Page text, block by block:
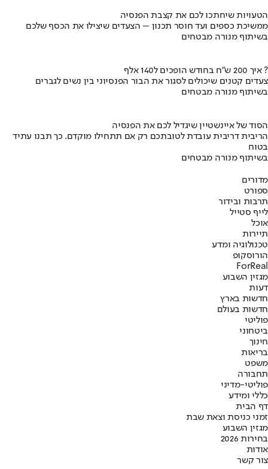
הטעויות שיחתכו לכם את קצבת הפנסיה
ממשיכת כספים ועד חוסר תכנון – הצעדים שיצילו את הכסף שלכם
בשיתוף מנורה מבטחים
איך 200 ש"ח בחודש הופכים ל140 אלף ?
צעדים קטנים שיכולים לסגור את הבור הפנסיוני בין נשים לגברים
בשיתוף מנורה מבטחים
הסוד של איינשטיין שיגדיל לכם את הפנסיה
הריבית דריבית עובדת לטובתכם רק אם תתחילו מוקדם. כך תבנו עתיד
בטוח
בשיתוף מנורה מבטחים
מדורים
ספורט
תרבות ובידור
לייף סטייל
אוכל
תיירות
טכנולוגיה ומדע
הורוסקופ
ForReal
מגזין השבוע
דעות
חדשות בארץ
חדשות בעולם
פוליטי
ביטחוני
חינוך
בריאות
משפט
תחבורה
פוליטי-מדיני
כללי ומידע
דף הבית
זמני כניסת וצאת שבת
מגזין השבוע
בחירות 2026
אודות
צור קשר